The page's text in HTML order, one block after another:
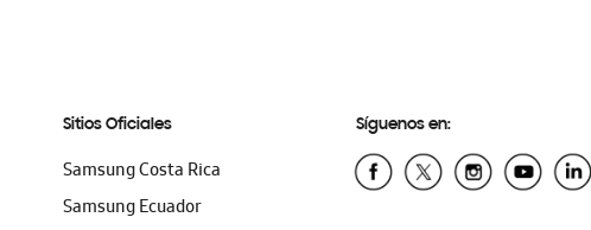
Sitios Oficiales
Samsung Costa Rica
Samsung Ecuador
Síguenos en: